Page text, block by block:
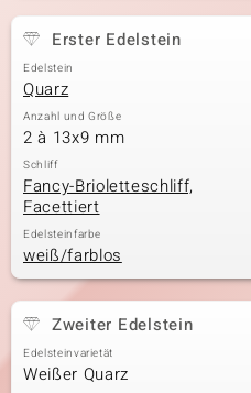
Erster Edelstein
Edelstein
Quarz
Anzahl und Größe
2 à 13x9 mm
Schliff
Fancy-Brioletteschliff,
Facettiert
Edelsteinfarbe
weiß/farblos
Zweiter Edelstein
Edelsteinvarietät
Weißer Quarz